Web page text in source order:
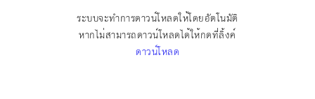
ระบบจะทำการดาวน์โหลดให้โดยอัตโนมัติ
หากไม่สามารถดาวน์โหลดได้ให้กดที่ลิ้งค์
ดาวน์โหลด